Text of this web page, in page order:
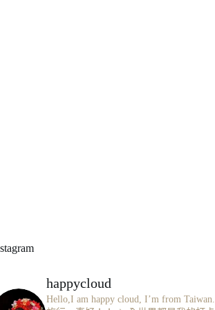
happycloud
Hello,I am happy cloud, I’m from Taiwan.